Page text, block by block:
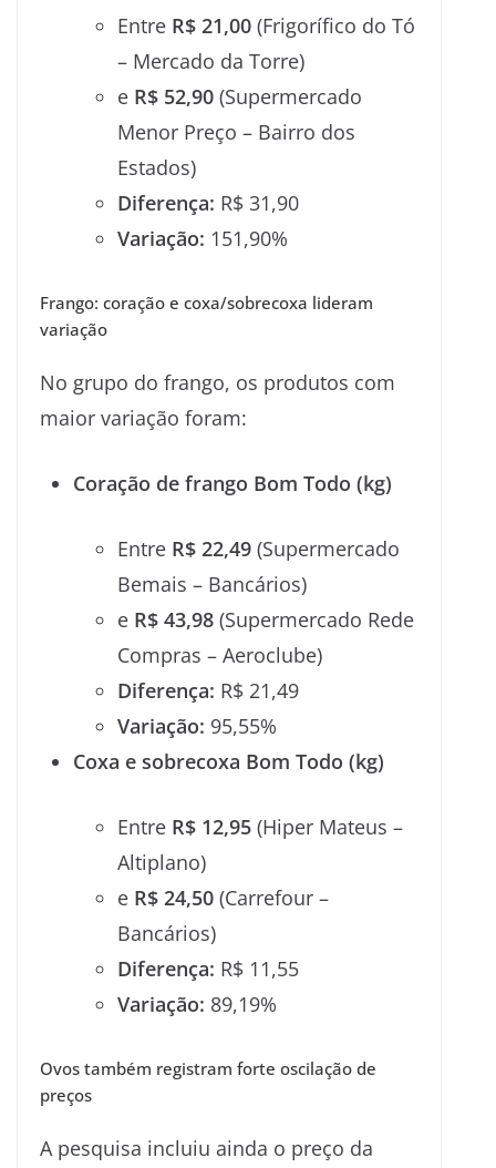
Entre R$ 21,00 (Frigorífico do Tó
– Mercado da Torre)
e R$ 52,90 (Supermercado
Menor Preço – Bairro dos
Estados)
Diferença: R$ 31,90
Variação: 151,90%
Frango: coração e coxa/sobrecoxa lideram
variação
No grupo do frango, os produtos com
maior variação foram:
Coração de frango Bom Todo (kg)
Entre R$ 22,49 (Supermercado
Bemais – Bancários)
e R$ 43,98 (Supermercado Rede
Compras – Aeroclube)
Diferença: R$ 21,49
Variação: 95,55%
Coxa e sobrecoxa Bom Todo (kg)
Entre R$ 12,95 (Hiper Mateus –
Altiplano)
e R$ 24,50 (Carrefour –
Bancários)
Diferença: R$ 11,55
Variação: 89,19%
Ovos também registram forte oscilação de
preços
A pesquisa incluiu ainda o preço da